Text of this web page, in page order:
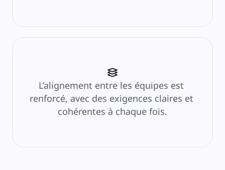
L’alignement entre les équipes est
renforcé, avec des exigences claires et
cohérentes à chaque fois.